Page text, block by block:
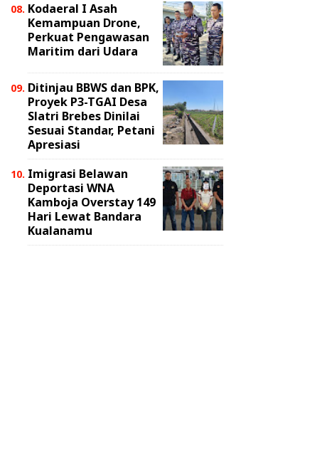
Kodaeral I Asah
Kemampuan Drone,
Perkuat Pengawasan
Maritim dari Udara
Ditinjau BBWS dan BPK,
Proyek P3-TGAI Desa
Slatri Brebes Dinilai
Sesuai Standar, Petani
Apresiasi
Imigrasi Belawan
Deportasi WNA
Kamboja Overstay 149
Hari Lewat Bandara
Kualanamu